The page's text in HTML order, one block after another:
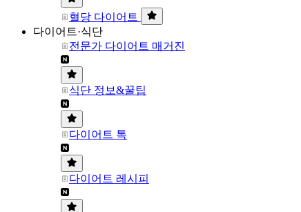
혈당 다이어트
다이어트·식단
전문가 다이어트 매거진
식단 정보&꿀팁
다이어트 톡
다이어트 레시피